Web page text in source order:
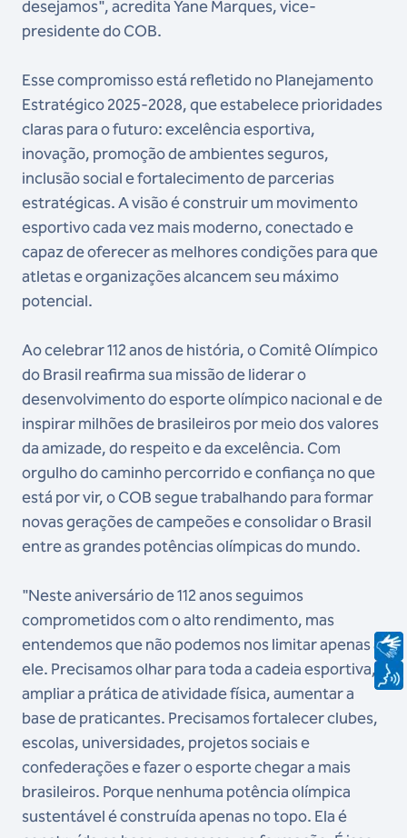
desejamos", acredita Yane Marques, vice-
presidente do COB.
Esse compromisso está refletido no Planejamento
Estratégico 2025-2028, que estabelece prioridades
claras para o futuro: excelência esportiva,
inovação, promoção de ambientes seguros,
inclusão social e fortalecimento de parcerias
estratégicas. A visão é construir um movimento
esportivo cada vez mais moderno, conectado e
capaz de oferecer as melhores condições para que
atletas e organizações alcancem seu máximo
potencial.
Ao celebrar 112 anos de história, o Comitê Olímpico
do Brasil reafirma sua missão de liderar o
desenvolvimento do esporte olímpico nacional e de
inspirar milhões de brasileiros por meio dos valores
da amizade, do respeito e da excelência. Com
orgulho do caminho percorrido e confiança no que
está por vir, o COB segue trabalhando para formar
novas gerações de campeões e consolidar o Brasil
entre as grandes potências olímpicas do mundo.
"Neste aniversário de 112 anos seguimos
comprometidos com o alto rendimento, mas
entendemos que não podemos nos limitar apenas a
ele. Precisamos olhar para toda a cadeia esportiva,
ampliar a prática de atividade física, aumentar a
base de praticantes. Precisamos fortalecer clubes,
escolas, universidades, projetos sociais e
confederações e fazer o esporte chegar a mais
brasileiros. Porque nenhuma potência olímpica
sustentável é construída apenas no topo. Ela é